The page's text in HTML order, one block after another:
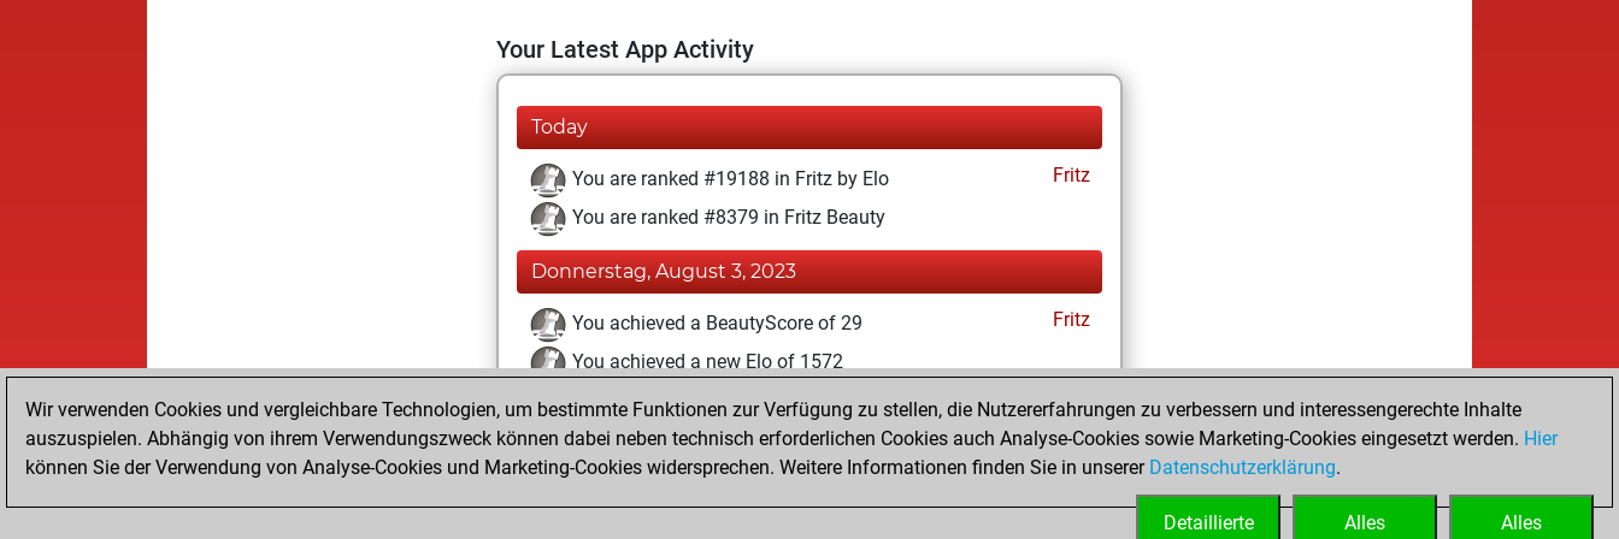
Your Latest App Activity
Today
You are ranked #19188 in Fritz by Elo
Fritz
You are ranked #8379 in Fritz Beauty
Donnerstag, August 3, 2023
You achieved a BeautyScore of 29
Fritz
You achieved a new Elo of 1572
Donnerstag, Juni 29, 2023
You created your Fritz account Fritz
Wir verwenden Cookies und vergleichbare Technologien, um bestimmte Funktionen zur Verfügung zu stellen, die Nutzererfahrungen zu verbessern und interessengerechte Inhalte
auszuspielen. Abhängig von ihrem Verwendungszweck können dabei neben technisch erforderlichen Cookies auch Analyse-Cookies sowie Marketing-Cookies eingesetzt werden. Hier
können Sie der Verwendung von Analyse-Cookies und Marketing-Cookies widersprechen. Weitere Informationen finden Sie in unserer Datenschutzerklärung.
Alles
Alles
Detaillierte